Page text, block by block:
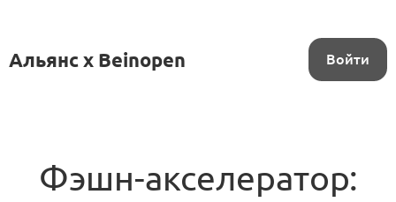
Альянс x Beinopen Войти
Фэшн-акселератор: